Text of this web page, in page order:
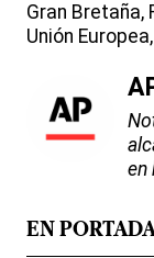
Gran Bretaña,
Unión
en
EN